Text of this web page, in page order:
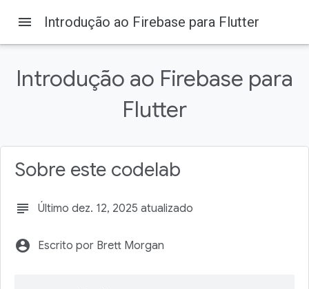
Firebase Codelabs
Nesta página
Pré-requisitos
Pré-requisitos
Importar o app inicial
menu Introdução ao Firebase para Flutter
Introdução ao Firebase para
Flutter
Sobre este codelab
subject Último dez. 12, 2025 atualizado
account_circle Escrito por Brett Morgan